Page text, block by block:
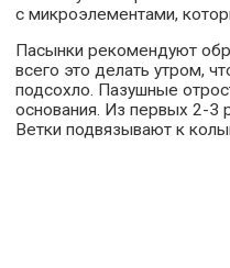
с микроэлементами,
Пасынки рекомендуют
всего это делать утром,
подсохло. Пазушные
основания. Из первых 2-3
Ветки подвязывают к